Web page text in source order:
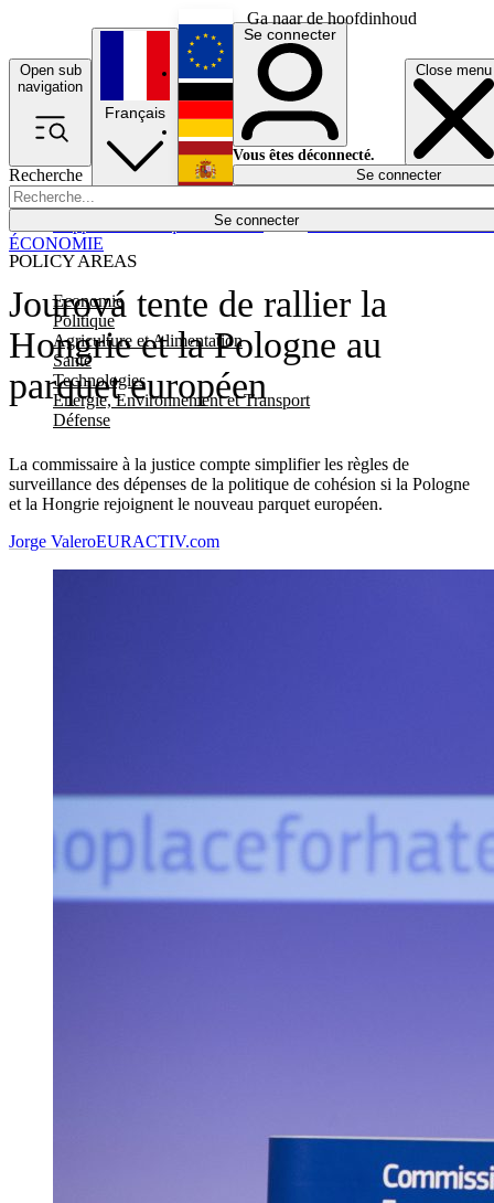
Ga naar de hoofdinhoud
Open sub
navigation
Close menu
Recherche
Se connecter
POLICY AREAS
Economie
Politique
Agriculture et Alimentation
Santé
Technologies
Energie, Environnement et Transport
Défense
Économie
Français
English
Deutsch
Español
Se connecter
Vous êtes déconnecté.
Se connecter
Jourová tente de rallier la
Hongrie et la Pologne au
parquet européen
La commissaire à la justice compte simplifier les règles de
surveillance des dépenses de la politique de cohésion si la Pologne
et la Hongrie rejoignent le nouveau parquet européen.
ÉCONOMIE
Jorge ValeroEURACTIV.com